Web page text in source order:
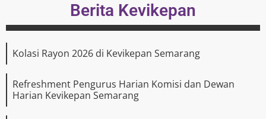
Berita Kevikepan
Kolasi Rayon 2026 di Kevikepan Semarang
Refreshment Pengurus Harian Komisi dan Dewan
Harian Kevikepan Semarang